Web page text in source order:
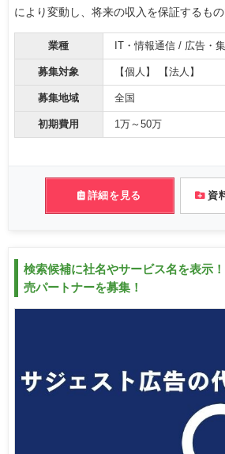
により変動し、将来の収入を保証するもの
業種 IT・情報通信 / 広告・
募集対象 【個人】 【法人】
募集地域 全国
初期費用 1万～50万
詳細を見る 資
検索候補に社名やサービス名を表示
売パートナーを募集！